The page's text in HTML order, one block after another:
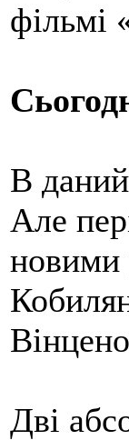
фільмі
В
Але
новими
Дві